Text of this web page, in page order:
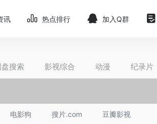
讯 热点排行 加入Q群
盘搜索 影视综合 动漫 纪录片
电影狗 搜片.com 豆瓣影视